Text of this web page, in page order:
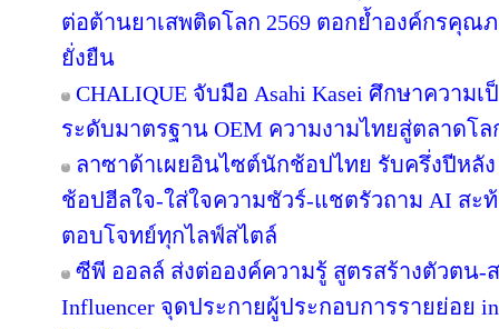
ต่อต้านยาเสพติดโลก 2569 ตอกย้ำองค์กรคุณ
ยั่งยืน
CHALIQUE จับมือ Asahi Kasei ศึกษาควา
ระดับมาตรฐาน OEM ความงามไทยสู่ตลาดโล
ลาซาด้าเผยอินไซต์นักช้อปไทย รับครึ่งปีหลัง
ช้อปฮีลใจ-ใส่ใจความชัวร์-แชตรัวถาม AI ส
ตอบโจทย์ทุกไลฟ์สไตล์
ซีพี ออลล์ ส่งต่อองค์ความรู้ สูตรสร้างตัวตน-
Influencer จุดประกายผู้ประกอบการรายย่อย